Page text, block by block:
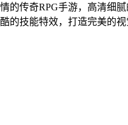
的传奇RPG手游，高清细
的技能特效，打造完美的